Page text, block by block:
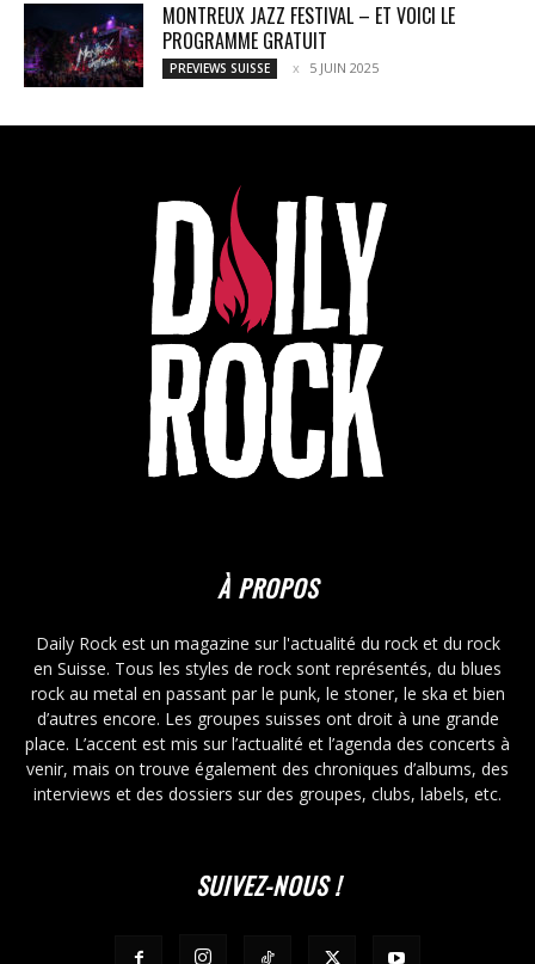
MONTREUX JAZZ FESTIVAL – ET VOICI LE
PROGRAMME GRATUIT
PREVIEWS SUISSE 5 JUIN 2025
À PROPOS
Daily Rock est un magazine sur l'actualité du rock et du rock
en Suisse. Tous les styles de rock sont représentés, du blues
rock au metal en passant par le punk, le stoner, le ska et bien
d’autres encore. Les groupes suisses ont droit à une grande
place. L’accent est mis sur l’actualité et l’agenda des concerts à
venir, mais on trouve également des chroniques d’albums, des
interviews et des dossiers sur des groupes, clubs, labels, etc.
SUIVEZ-NOUS !